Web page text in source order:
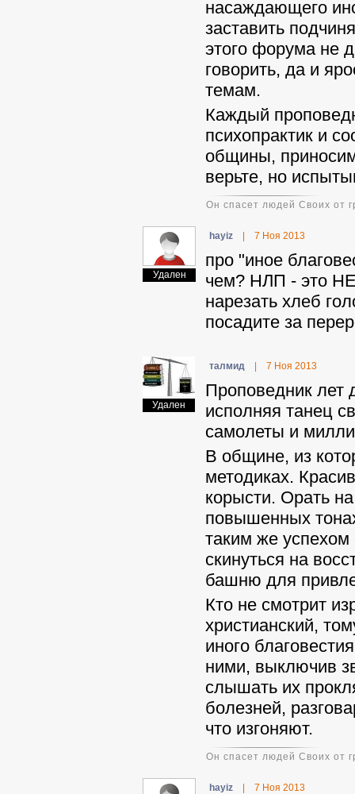
насаждающего
заставить
этого форума не
говорить, да и
темам.
Каждый
психопрактик и
общины,
верьте, но
Он спасет людей Своих от
Удален
hayiz 7 Ноя 2013
про "иное
чем? НЛП - это
нарезать хлеб
посадите за
Удален
талмид 7 Ноя 2013
Проповедник лет
исполняя танец
самолеты и
В общине, из
методиках.
корысти. Орать
повышенных
таким же успехом
скинуться на
башню для
Кто не смотрит
христианский,
иного
ними, выключив
слышать их
болезней,
что изгоняют.
Он спасет людей Своих от
hayiz 7 Ноя 2013